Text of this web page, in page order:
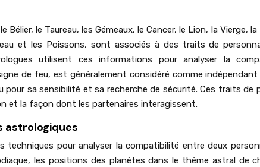
Bélier, le Taureau, les Gémeaux, le Cancer, le Lion, la Vierge,
et les Poissons, sont associés à des traits de
utilisent ces informations pour analyser la
de feu, est généralement considéré comme
pour sa sensibilité et sa recherche de sécurité. Ces traits de
et la façon dont les partenaires interagissent.
astrologiques
pour analyser la compatibilité entre deux
les positions des planètes dans le thème astral de